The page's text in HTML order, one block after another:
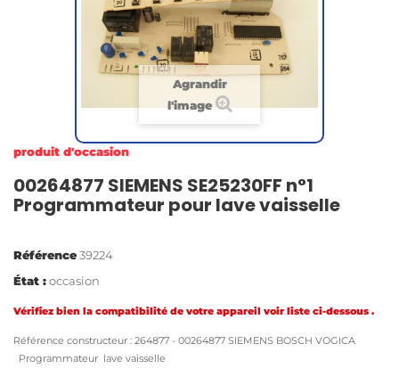
Agrandir
l'image
produit d'occasion
00264877 SIEMENS SE25230FF n°1
Programmateur pour lave vaisselle
Référence39224
État :occasion
Vérifiez bien la compatibilité de votre appareil voir liste ci-dessous .
Référence constructeur : 264877 - 00264877 SIEMENS BOSCH VOGICA
Programmateur lave vaisselle